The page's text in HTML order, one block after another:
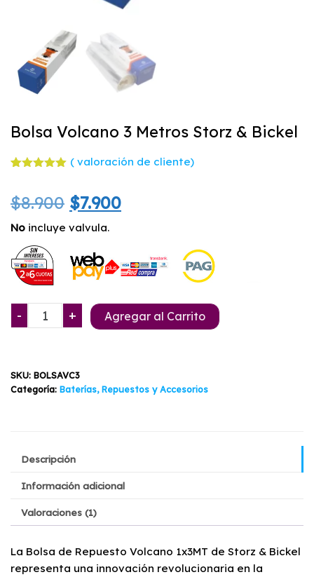
Bolsa Volcano 3 Metros Storz & Bickel
de 5 en
base a
de un
( valoración de cliente)
$8.900 El
precio
original
era:
$8.900.
$7.900El
actual
es:
$7.900.
No incluye valvula.
-
Bolsa
Volcano
Storz
&
+ Agregar al Carrito
SKU: BOLSAVC3
Categoría: Baterías, Repuestos y Accesorios
Descripción
Información adicional
Valoraciones (1)
La Bolsa de Repuesto Volcano 1x3MT de Storz & Bickel
representa una innovación revolucionaria en la